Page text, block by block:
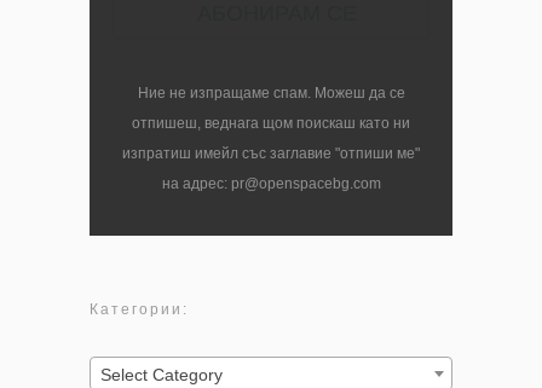
Ние не изпращаме спам. Можеш да се
отпишеш, веднага щом поискаш като ни
изпратиш имейл със заглавие "отпиши ме"
на адрес: pr@openspacebg.com
Категории:
Категории:
Select Category